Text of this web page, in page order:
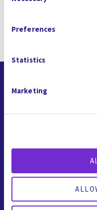
Preferences
Statistics
Marketing
기존 사이트 인프라
합성 수지와 새로운
부한 lithium 스트림